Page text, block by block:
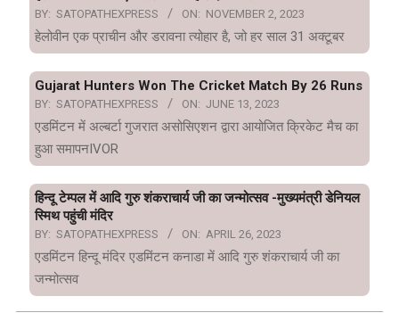
BY: SATOPATHEXPRESS ON: NOVEMBER 2, 2023
हेलोवीन एक प्राचीन और डरावना त्योहार है, जो हर साल 31 अक्टूबर
Gujarat Hunters Won The Cricket Match By 26 Runs
BY: SATOPATHEXPRESS ON: JUNE 13, 2023
एडमिंटन में अल्बर्टा गुजरात असोसिएशन द्वारा आयोजित क्रिकेट मैच का
हुआ समापनIVOR
हिन्दू टेम्पल में आदि गुरु शंकराचार्य जी का जन्मोत्सव -मुख्यमंत्री डेनियल
स्मिथ पहुंची मंदिर
BY: SATOPATHEXPRESS ON: APRIL 26, 2023
एडमिंटन हिन्दू मंदिर एडमिंटन कनाडा में आदि गुरु शंकराचार्य जी का
जन्मोत्सव